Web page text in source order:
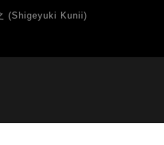
(Shigeyuki Kunii)